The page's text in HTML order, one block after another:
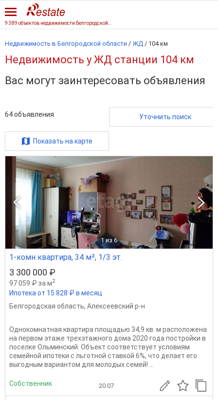
Недвижимость в Белгородской области / ЖД / 104 км
Недвижимость у ЖД станции 104 км
Вас могут заинтересовать объявления
64объявления Уточнить поиск
Показать на карте
1 из 6
1-комн квартира, 34 м², 1/3 эт.
3 300 000 ₽
97 059 ₽ за м2
Ипотека от 15 828 ₽ в месяц
Белгородская область, Алексеевский р-н
Однокомнатная квартира площадью 34,9 кв. м расположена
на первом этаже трехэтажного дома 2020 года постройки в
поселке Ольминский. Объект соответствует условиям
семейной ипотеки с льготной ставкой 6%, что делает его
выгодным вариантом для молодых семей! ...
Собственник 20.07